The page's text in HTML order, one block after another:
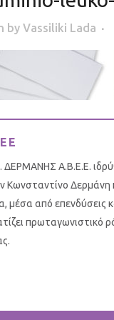
by Vassiliki Lada
ΔΕΡΜΑΝΗΣ Α.Β.Ε.Ε.
Κωνσταντίνο Δερμάνη
μέσα από επενδύσεις
πρωταγωνιστικό